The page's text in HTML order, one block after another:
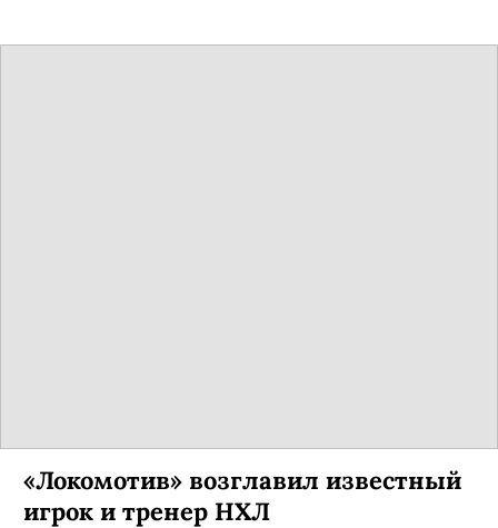
«Локомотив» возглавил известный
игрок и тренер НХЛ